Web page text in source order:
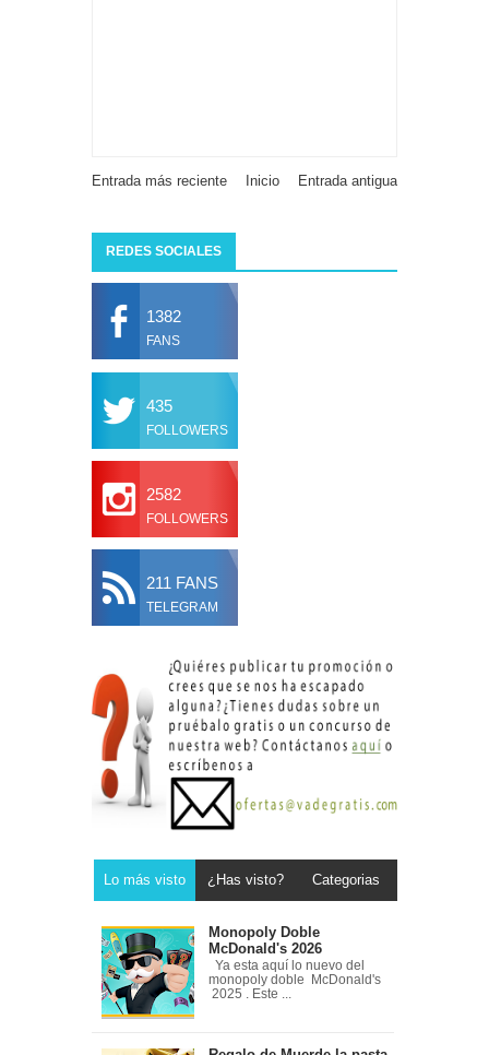
Entrada más reciente Entrada antigua
Inicio
REDES SOCIALES
1382
FANS
435
FOLLOWERS
2582
FOLLOWERS
211 FANS
TELEGRAM
Lo más visto ¿Has visto? Categorias
Monopoly Doble
McDonald's 2026
Ya esta aquí lo nuevo del
monopoly doble McDonald's
2025 . Este ...